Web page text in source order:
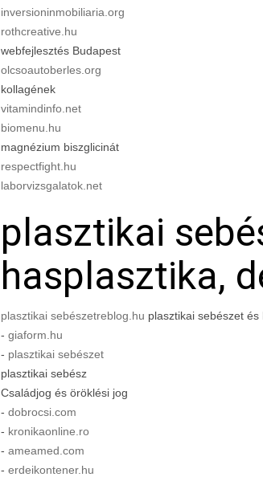
inversioninmobiliaria.org
rothcreative.hu
webfejlesztés Budapest
olcsoautoberles.org
kollagének
vitamindinfo.net
biomenu.hu
magnézium biszglicinát
respectfight.hu
laborvizsgalatok.net
plasztikai
hasplasztika,
plasztikai sebészetreblog.hu plasztikai sebészet
- giaform.hu
- plasztikai sebészet
plasztikai sebész
Családjog és öröklési jog
- dobrocsi.com
- kronikaonline.ro
- ameamed.com
- erdeikontener.hu